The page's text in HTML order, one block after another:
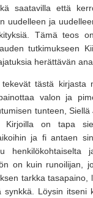
saatavilla että
uudelleen ja
Tämä teos
tutkimukseen
herättävän
tästä kirjasta
valon ja
tunteen,
Kirjoilla on tapa
ja fi antaen
henkilökohtaiselta
on kuin runoilijan,
tarkka tasapaino,
Löysin itseni